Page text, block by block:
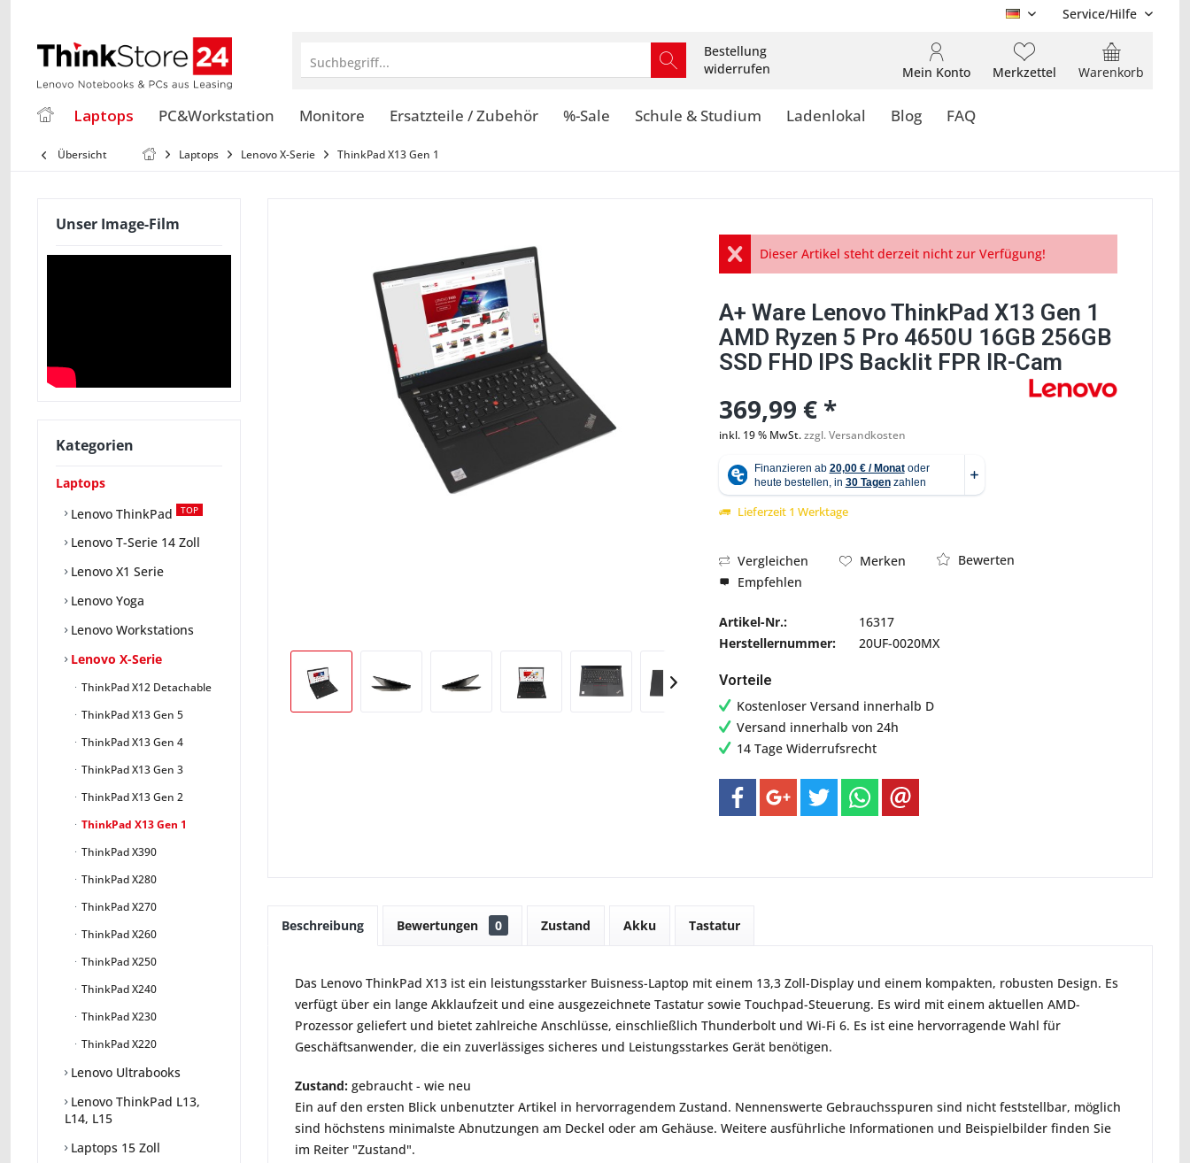
DE Service/Hilfe
Suchbegriff...
Bestellung
widerrufen
Warenkorb
Merkzettel
Mein Konto
Laptops PC&Workstation Monitore Ersatzteile / Zubehör %-Sale Schule & Studium Ladenlokal Blog FAQ
Übersicht Laptops Lenovo X-Serie ThinkPad X13 Gen 1
Unser Image-Film
Kategorien
Laptops
Lenovo ThinkPad
TOP
Lenovo T-Serie 14 Zoll
Lenovo X1 Serie
Lenovo Yoga
Lenovo Workstations
Lenovo X-Serie
ThinkPad X12 Detachable
ThinkPad X13 Gen 5
ThinkPad X13 Gen 4
ThinkPad X13 Gen 3
ThinkPad X13 Gen 2
ThinkPad X13 Gen 1
ThinkPad X390
ThinkPad X280
ThinkPad X270
ThinkPad X260
ThinkPad X250
ThinkPad X240
ThinkPad X230
ThinkPad X220
Lenovo Ultrabooks
Lenovo ThinkPad L13,
L14, L15
Laptops 15 Zoll
Abbildung ähnlich
Dieser Artikel steht derzeit nicht zur Verfügung!
A+ Ware Lenovo ThinkPad X13 Gen 1
AMD Ryzen 5 Pro 4650U 16GB 256GB
SSD FHD IPS Backlit FPR IR-Cam
369,99 € *
inkl. 19 % MwSt.zzgl. Versandkosten
Lieferzeit 1 Werktage
Vergleichen Merken
Bewerten
Empfehlen
Artikel-Nr.:
16317
Herstellernummer:
20UF-0020MX
Vorteile
Kostenloser Versand innerhalb D
Versand innerhalb von 24h
14 Tage Widerrufsrecht
Beschreibung Bewertungen 0 Zustand Akku Tastatur
Das Lenovo ThinkPad X13 ist ein leistungsstarker Buisness-Laptop mit einem 13,3 Zoll-Display und einem kompakten, robusten Design. Es
verfügt über ein lange Akklaufzeit und eine ausgezeichnete Tastatur sowie Touchpad-Steuerung. Es wird mit einem aktuellen AMD-
Prozessor geliefert und bietet zahlreiche Anschlüsse, einschließlich Thunderbolt und Wi-Fi 6. Es ist eine hervorragende Wahl für
Geschäftsanwender, die ein zuverlässiges sicheres und Leistungsstarkes Gerät benötigen.
Zustand: gebraucht - wie neu
Ein auf den ersten Blick unbenutzter Artikel in hervorragendem Zustand. Nennenswerte Gebrauchsspuren sind nicht feststellbar, möglich
sind höchstens minimalste Abnutzungen am Deckel oder am Gehäuse. Weitere ausführliche Informationen und Beispielbilder finden Sie
im Reiter "Zustand".